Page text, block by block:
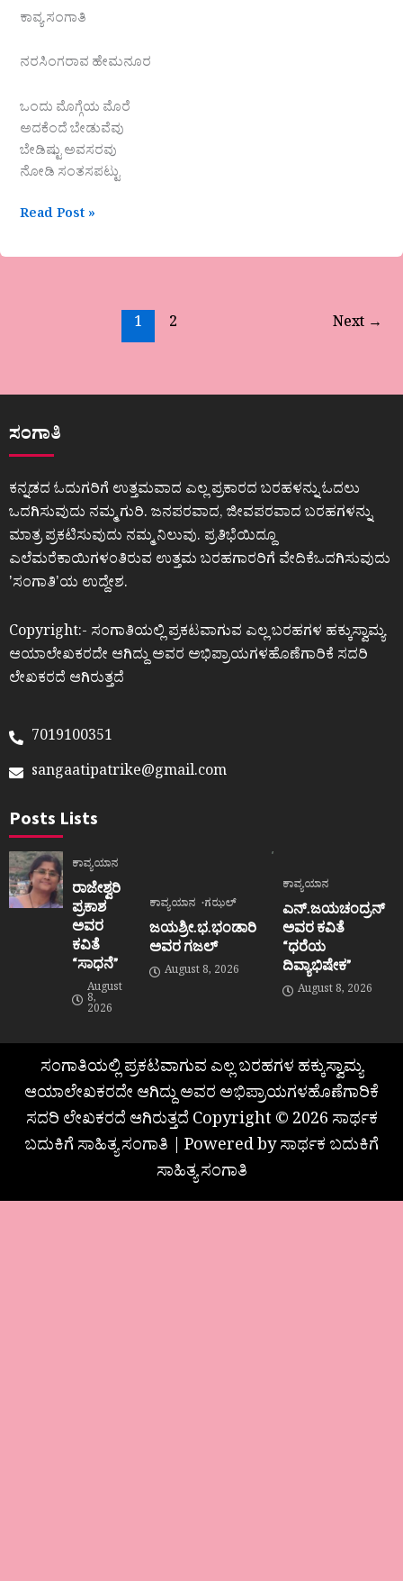
ಕಾವ್ಯ ಸಂಗಾತಿ
ನರಸಿಂಗರಾವ ಹೇಮನೂರ
ಒಂದು ಮೊಗ್ಗೆಯ ಮೊರೆ
ಅದಕೆಂದೆ ಬೇಡುವೆವು
ಬೇಡಿಷ್ಟು ಅವಸರವು
ನೋಡಿ ಸಂತಸಪಟ್ಟು
Read Post »
1 2 Next →
ಸಂಗಾತಿ
ಕನ್ನಡದ ಓದುಗರಿಗೆ ಉತ್ತಮವಾದ ಎಲ್ಲ ಪ್ರಕಾರದ ಬರಹಳನ್ನು ಓದಲು
ಒದಗಿಸುವುದು ನಮ್ಮ ಗುರಿ. ಜನಪರವಾದ, ಜೀವಪರವಾದ ಬರಹಗಳನ್ನು
ಮಾತ್ರ ಪ್ರಕಟಿಸುವುದು ನಮ್ಮ ನಿಲುವು. ಪ್ರತಿಭೆಯಿದ್ದೂ
ಎಲೆಮರೆಕಾಯಿಗಳಂತಿರುವ ಉತ್ತಮ ಬರಹಗಾರರಿಗೆ ವೇದಿಕೆಒದಗಿಸುವುದು
ʼಸಂಗಾತಿʼಯ ಉದ್ದೇಶ.
Copyright:- ಸಂಗಾತಿಯಲ್ಲಿ ಪ್ರಕಟವಾಗುವ ಎಲ್ಲ ಬರಹಗಳ ಹಕ್ಕುಸ್ವಾಮ್ಯ
ಆಯಾಲೇಖಕರದೇ ಆಗಿದ್ದು ಅವರ ಅಭಿಪ್ರಾಯಗಳಹೊಣೆಗಾರಿಕೆ ಸದರಿ
ಲೇಖಕರದೆ ಆಗಿರುತ್ತದೆ
7019100351
sangaatipatrike@gmail.com
Posts Lists
ಕಾವ್ಯಯಾನ
ರಾಜೇಶ್ವರಿ
ಪ್ರಕಾಶ
ಅವರ
ಕವಿತೆ
“ಸಾಧನೆ”
August
8,
2026
ಕಾವ್ಯಯಾನ ಗಝಲ್
ಜಯಶ್ರೀ.ಭ.ಭಂಡಾರಿ
ಅವರ ಗಜಲ್
August 8, 2026
ಕಾವ್ಯಯಾನ
ಎನ್.ಜಯಚಂದ್ರನ್
ಅವರ ಕವಿತೆ
“ಧರೆಯ
ದಿವ್ಯಾಭಿಷೇಕ”
August 8, 2026
ಸಂಗಾತಿಯಲ್ಲಿ ಪ್ರಕಟವಾಗುವ ಎಲ್ಲ ಬರಹಗಳ ಹಕ್ಕುಸ್ವಾಮ್ಯ
ಆಯಾಲೇಖಕರದೇ ಆಗಿದ್ದು ಅವರ ಅಭಿಪ್ರಾಯಗಳಹೊಣೆಗಾರಿಕೆ
ಸದರಿ ಲೇಖಕರದೆ ಆಗಿರುತ್ತದೆ Copyright © 2026 ಸಾರ್ಥಕ
ಬದುಕಿಗೆ ಸಾಹಿತ್ಯ ಸಂಗಾತಿ | Powered by ಸಾರ್ಥಕ ಬದುಕಿಗೆ
ಸಾಹಿತ್ಯ ಸಂಗಾತಿ